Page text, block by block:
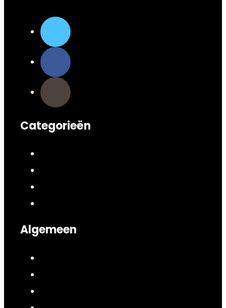
Categorieën
Algemeen